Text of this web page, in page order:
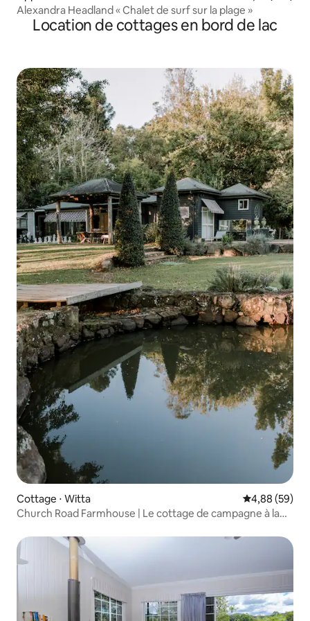
Alexandra Headland « Chalet de surf sur la plage »
Location de cottages en bord de lac
Cottage ⋅ Witta Évaluation
4,88 (59)
Church Road Farmhouse | Le cottage de campagne à la